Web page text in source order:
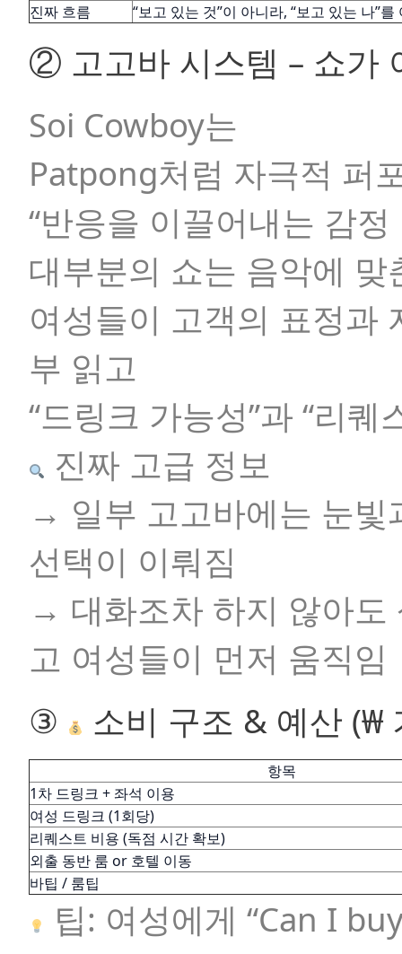
진짜 흐름
“보고 있는 것”이 아니라, “보고 있는 나”
② 고고바 시스템 – 쇼가
Soi Cowboy는
Patpong처럼 자극적 퍼
“반응을 이끌어내는 감정
대부분의 쇼는 음악에
여성들이 고객의 표정과
부 읽고
“드링크 가능성”과 “리퀘
진짜 고급 정보
→ 일부 고고바에는 눈빛
선택이 이뤄짐
→ 대화조차 하지 않아도
고 여성들이 먼저 움직임
③
소비 구조 & 예산 (₩
항목
1차 드링크 + 좌석 이용
여성 드링크 (1회당)
리퀘스트 비용 (독점 시간 확보)
외출 동반 룸 or 호텔 이동
바팁 / 룸팁
팁: 여성에게“Can I